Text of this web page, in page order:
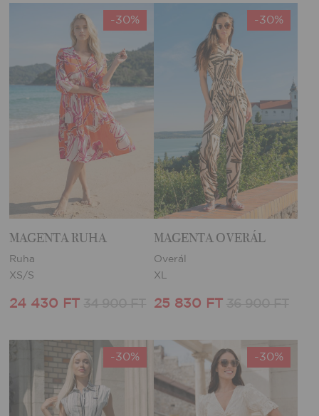
-30%
MAGENTA RUHA
Ruha
XS/S
24 430 FT
-30%
MAGENTA OVERÁL
Overál
XL
25 830 FT
-30% -30%